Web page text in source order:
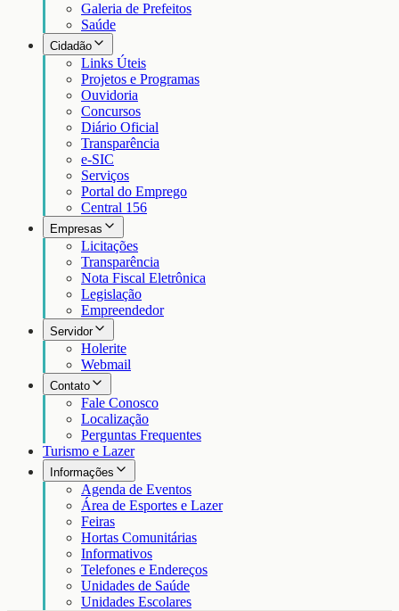
Galeria de Prefeitos
Saúde
Cidadão
Links Úteis
Projetos e Programas
Ouvidoria
Concursos
Diário Oficial
Transparência
e-SIC
Serviços
Portal do Emprego
Central 156
Empresas
Licitações
Transparência
Nota Fiscal Eletrônica
Legislação
Empreendedor
Servidor
Holerite
Webmail
Contato
Fale Conosco
Localização
Perguntas Frequentes
Turismo e Lazer
Informações
Agenda de Eventos
Área de Esportes e Lazer
Feiras
Hortas Comunitárias
Informativos
Telefones e Endereços
Unidades de Saúde
Unidades Escolares